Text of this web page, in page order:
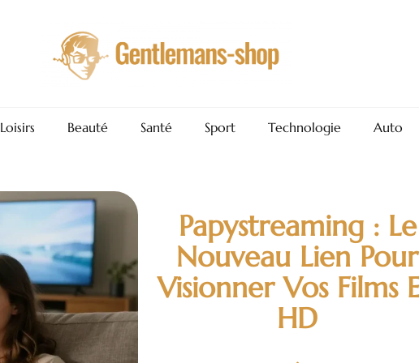
Loisirs Beauté Santé Sport Technologie Auto
Papystreaming : Le
Nouveau Lien Pour
Visionner Vos Films
HD